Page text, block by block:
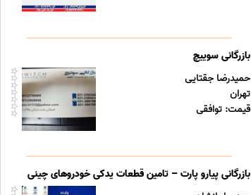
بازرگانی سوییچ
حمیدرضا جقتایی
تهران
قیمت: توافقی
بازرگانی پیارو پارت – تامین قطعات یدکی خودروهای چینی